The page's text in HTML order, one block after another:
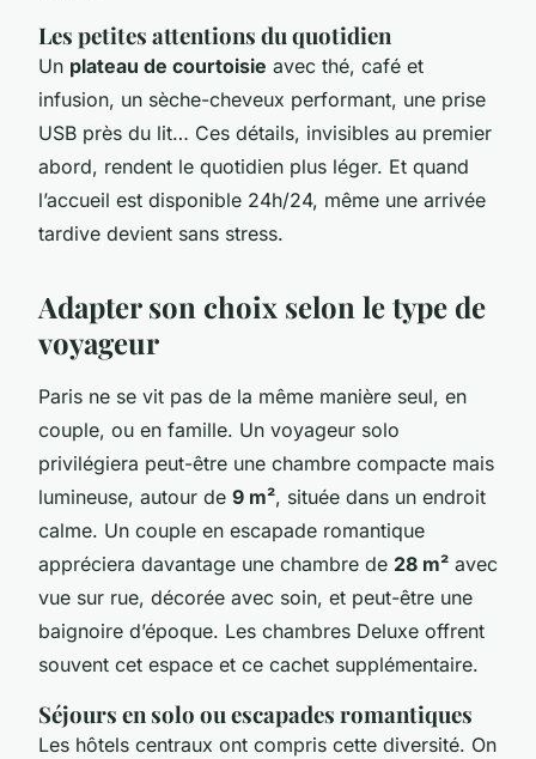
Les petites attentions du quotidien
Un plateau de courtoisie avec thé, café et
infusion, un sèche-cheveux performant, une prise
USB près du lit… Ces détails, invisibles au premier
abord, rendent le quotidien plus léger. Et quand
l’accueil est disponible 24h/24, même une arrivée
tardive devient sans stress.
Adapter son choix selon le type de
voyageur
Paris ne se vit pas de la même manière seul, en
couple, ou en famille. Un voyageur solo
privilégiera peut-être une chambre compacte mais
lumineuse, autour de 9 m², située dans un endroit
calme. Un couple en escapade romantique
appréciera davantage une chambre de 28 m² avec
vue sur rue, décorée avec soin, et peut-être une
baignoire d’époque. Les chambres Deluxe offrent
souvent cet espace et ce cachet supplémentaire.
Séjours en solo ou escapades romantiques
Les hôtels centraux ont compris cette diversité. On